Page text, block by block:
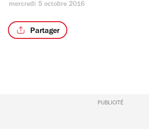
mercredi 5 octobre 2016
Partager
PUBLICITÉ